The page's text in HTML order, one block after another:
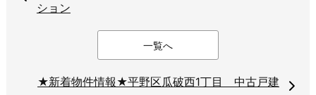
ション
一覧へ
★新着物件情報★平野区瓜破西1丁目 中古戸建